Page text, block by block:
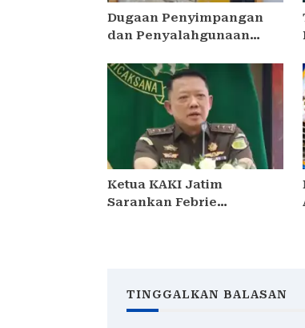
Dugaan Penyimpangan
dan Penyalahgunaan
Tropodo . Kec Waru . Kab .
Sidoarjo
Ketua KAKI Jatim
Sarankan Febrie
TINGGALKAN BALASAN